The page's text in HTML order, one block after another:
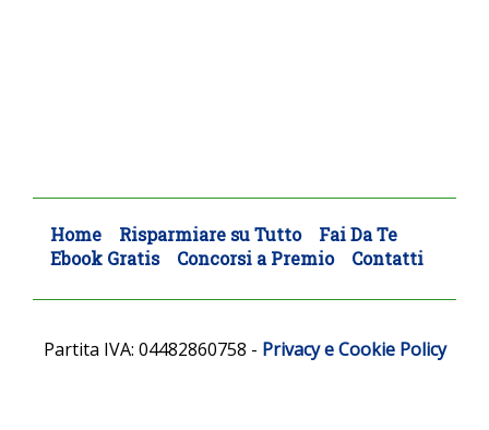
Home Risparmiare su Tutto
Fai Da Te
Ebook Gratis
Concorsi a Premio Contatti
Partita IVA: 04482860758 - Privacy e Cookie Policy